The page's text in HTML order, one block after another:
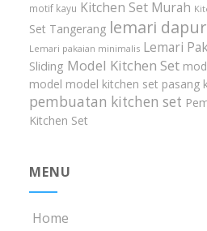
motif kayu Kitchen Set Murah
Set Tangerang lemari dapur
Lemari pakaian minimalis Lemari
Sliding Model Kitchen Set
model model kitchen set pasang
pembuatan kitchen set
Kitchen Set
MENU
Home